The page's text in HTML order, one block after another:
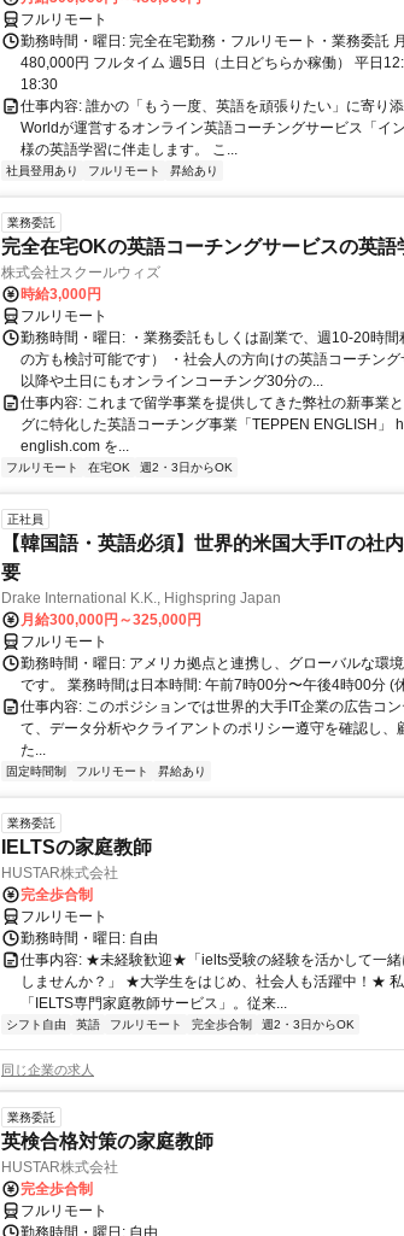
フルリモート
勤務時間・曜日: 完全在宅勤務・フルリモート・業務委託
480,000円 フルタイム 週5日（土日どちらか稼働） 平日
18:30
仕事内容: 誰かの「もう一度、英語を頑張りたい」に寄り
Worldが運営するオンライン英語コーチングサービス「イ
様の英語学習に伴走します。 こ...
社員登用あり フルリモート 昇給あり
業務委託
完全在宅OKの英語コーチングサービスの英語
株式会社スクールウィズ
時給3,000円
フルリモート
勤務時間・曜日: ・業務委託もしくは副業で、週10-20時
の方も検討可能です） ・社会人の方向けの英語コーチン
以降や土日にもオンラインコーチング30分の...
仕事内容: これまで留学事業を提供してきた弊社の新事業
グに特化した英語コーチング事業「TEPPEN ENGLISH」
english.com を...
フルリモート 在宅OK 週2・3日からOK
正社員
【韓国語・英語必須】世界的米国大手ITの社
要
Drake International K.K., Highspring Japan
月給300,000円～325,000円
フルリモート
勤務時間・曜日: アメリカ拠点と連携し、グローバルな環
です。 業務時間は日本時間: 午前7時00分〜午後4時00分 (
仕事内容: このポジションでは世界的大手IT企業の広告コ
て、データ分析やクライアントのポリシー遵守を確認し
た...
固定時間制 フルリモート 昇給あり
業務委託
IELTSの家庭教師
HUSTAR株式会社
完全歩合制
フルリモート
勤務時間・曜日: 自由
仕事内容: ★未経験歓迎★「ielts受験の経験を活かして一緒
しませんか？」 ★大学生をはじめ、社会人も活躍中！★
「IELTS専門家庭教師サービス」。従来...
シフト自由 英語 フルリモート 完全歩合制 週2・3日からOK
同じ企業の求人
業務委託
英検合格対策の家庭教師
HUSTAR株式会社
完全歩合制
フルリモート
勤務時間・曜日: 自由